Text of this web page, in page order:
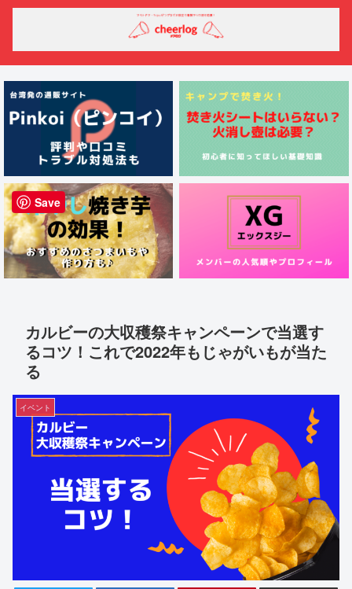
カルビーの大収穫祭キャンペーンで当選す
るコツ！これで2022年もじゃがいもが当た
る
イベント
Save